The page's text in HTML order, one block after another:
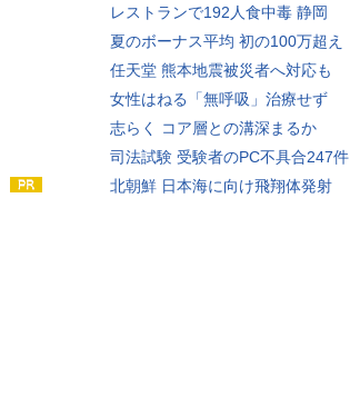
レストランで192人食中毒 静岡
夏のボーナス平均 初の100万超え
任天堂 熊本地震被災者へ対応も
女性はねる「無呼吸」治療せず
志らく コア層との溝深まるか
司法試験 受験者のPC不具合247件
北朝鮮 日本海に向け飛翔体発射